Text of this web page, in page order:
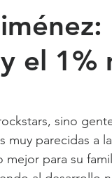
el 1%
sino
muy parecidas a
para su